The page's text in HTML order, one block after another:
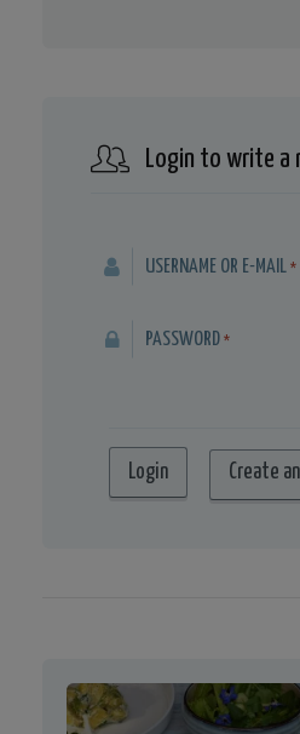
Login to write a
USERNAME OR E-MAIL *
PASSWORD *
Create